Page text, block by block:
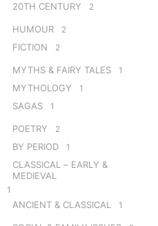
20TH CENTURY 2
HUMOUR 2
FICTION 2
MYTHS & FAIRY TALES 1
MYTHOLOGY 1
SAGAS 1
POETRY 2
BY PERIOD 1
CLASSICAL – EARLY &
MEDIEVAL
1
ANCIENT & CLASSICAL 1